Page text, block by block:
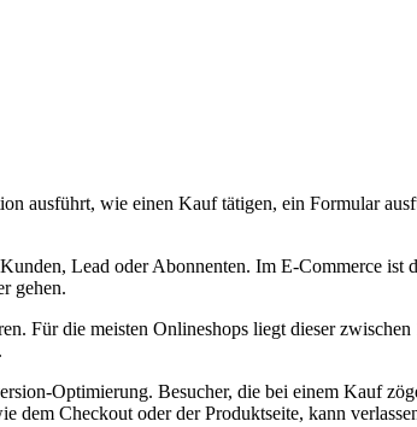
ausführt, wie einen Kauf tätigen, ein Formular
Lead oder Abonnenten. Im E-Commerce
gehen.
Für die meisten Onlineshops liegt dieser
Optimierung. Besucher, die bei einem Kauf
Checkout oder der Produktseite, kann